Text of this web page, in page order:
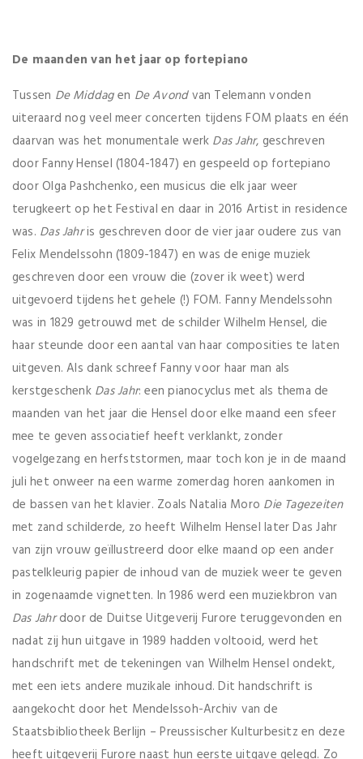
De maanden van het jaar op fortepiano
Tussen De Middagen De Avondvan Telemann vonden
uiteraard nog veel meer concerten tijdens FOM plaats en één
daarvan was het monumentale werk Das Jahr, geschreven
door Fanny Hensel (1804-1847) en gespeeld op fortepiano
door Olga Pashchenko, een musicus die elk jaar weer
terugkeert op het Festival en daar in 2016 Artist in residence
was. Das Jahris geschreven door de vier jaar oudere zus van
Felix Mendelssohn (1809-1847) en was de enige muziek
geschreven door een vrouw die (zover ik weet) werd
uitgevoerd tijdens het gehele (!) FOM. Fanny Mendelssohn
was in 1829 getrouwd met de schilder Wilhelm Hensel, die
haar steunde door een aantal van haar composities te laten
uitgeven. Als dank schreef Fanny voor haar man als
kerstgeschenk Das Jahr: een pianocyclus met als thema de
maanden van het jaar die Hensel door elke maand een sfeer
mee te geven associatief heeft verklankt, zonder
vogelgezang en herfststormen, maar toch kon je in de maand
juli het onweer na een warme zomerdag horen aankomen in
de bassen van het klavier. Zoals Natalia Moro Die Tagezeiten
met zand schilderde, zo heeft Wilhelm Hensel later Das Jahr
van zijn vrouw geïllustreerd door elke maand op een ander
pastelkleurig papier de inhoud van de muziek weer te geven
in zogenaamde vignetten. In 1986 werd een muziekbron van
Das Jahrdoor de Duitse Uitgeverij Furore teruggevonden en
nadat zij hun uitgave in 1989 hadden voltooid, werd het
handschrift met de tekeningen van Wilhelm Hensel ondekt,
met een iets andere muzikale inhoud. Dit handschrift is
aangekocht door het Mendelssoh-Archiv van de
Staatsbibliotheek Berlijn – Preussischer Kulturbesitz en deze